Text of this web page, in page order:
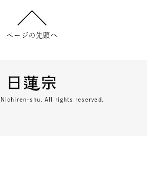
ページの先頭へ
shu. All rights reserved.